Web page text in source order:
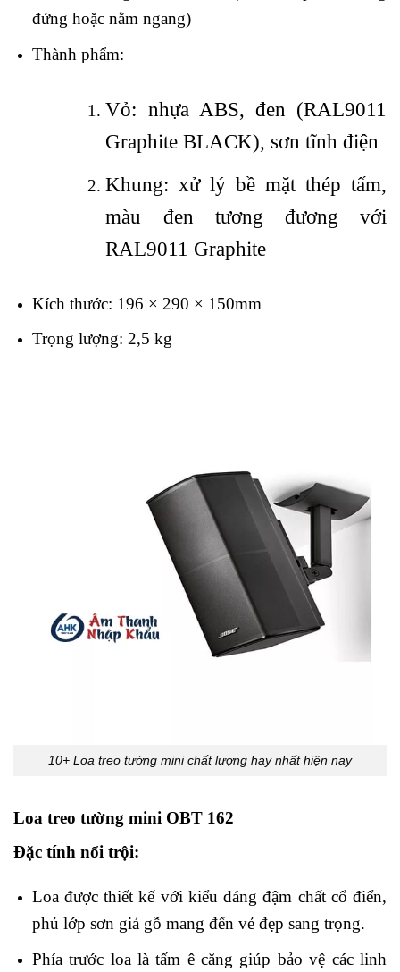
đứng hoặc nằm ngang)
Thành phẩm:
Vỏ: nhựa ABS, đen (RAL9011
Graphite BLACK), sơn tĩnh điện
Khung: xử lý bề mặt thép tấm,
màu đen tương đương với
RAL9011 Graphite
Kích thước: 196 × 290 × 150mm
Trọng lượng: 2,5 kg
10+ Loa treo tường mini chất lượng hay nhất hiện nay
Loa treo tường mini OBT 162
Đặc tính nổi trội:
Loa được thiết kế với kiểu dáng đậm chất cổ điển,
phủ lớp sơn giả gỗ mang đến vẻ đẹp sang trọng.
Phía trước loa là tấm ê căng giúp bảo vệ các linh